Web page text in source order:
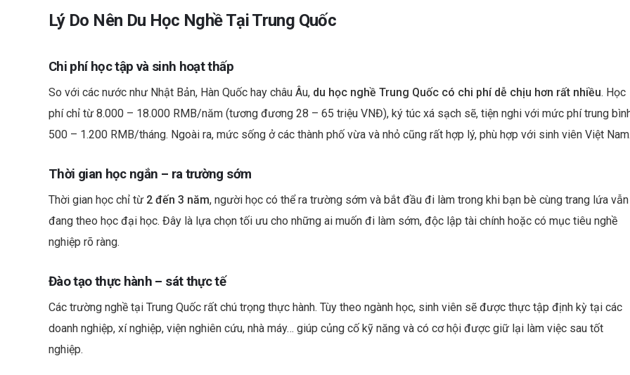
Lý Do Nên Du Học Nghề Tại Trung Quốc
Chi phí học tập và sinh hoạt thấp
So với các nước như Nhật Bản, Hàn Quốc hay châu Âu, du học nghề Trung Quốc có chi phí dễ chịu hơn rất nhiều. Học
phí chỉ từ 8.000 – 18.000 RMB/năm (tương đương 28 – 65 triệu VNĐ), ký túc xá sạch sẽ, tiện nghi với mức phí trung
500 – 1.200 RMB/tháng. Ngoài ra, mức sống ở các thành phố vừa và nhỏ cũng rất hợp lý, phù hợp với sinh viên Việt Nam.
Thời gian học ngắn – ra trường sớm
Thời gian học chỉ từ 2 đến 3 năm, người học có thể ra trường sớm và bắt đầu đi làm trong khi bạn bè cùng trang lứa vẫn
đang theo học đại học. Đây là lựa chọn tối ưu cho những ai muốn đi làm sớm, độc lập tài chính hoặc có mục tiêu nghề
nghiệp rõ ràng.
Đào tạo thực hành – sát thực tế
Các trường nghề tại Trung Quốc rất chú trọng thực hành. Tùy theo ngành học, sinh viên sẽ được thực tập định kỳ tại các
doanh nghiệp, xí nghiệp, viện nghiên cứu, nhà máy… giúp củng cố kỹ năng và có cơ hội được giữ lại làm việc sau tốt
nghiệp.